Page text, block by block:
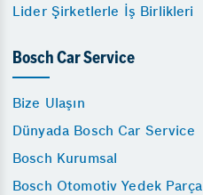
Lider Şirketlerle İş Birlikleri
Bosch Car Service
Bize Ulaşın
Dünyada Bosch Car Service
Bosch Kurumsal
Bosch Otomotiv Yedek Parça